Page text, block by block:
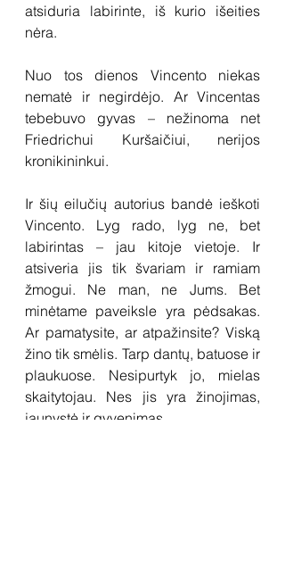
atsiduria labirinte, iš kurio išeities
nėra.
Nuo tos dienos Vincento niekas
nematė ir negirdėjo. Ar Vincentas
tebebuvo gyvas – nežinoma net
Friedrichui Kuršaičiui, nerijos
kronikininkui.
Ir šių eilučių autorius bandė ieškoti
Vincento. Lyg rado, lyg ne, bet
labirintas – jau kitoje vietoje. Ir
atsiveria jis tik švariam ir ramiam
žmogui. Ne man, ne Jums. Bet
minėtame paveiksle yra pėdsakas.
Ar pamatysite, ar atpažinsite? Viską
žino tik smėlis. Tarp dantų, batuose ir
plaukuose. Nesipurtyk jo, mielas
skaitytojau. Nes jis yra žinojimas,
jaunystė ir gyvenimas.